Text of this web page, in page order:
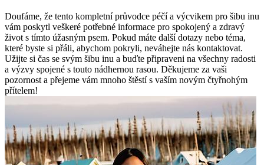
Doufáme, že tento kompletní průvodce péčí a výcvikem pro šibu inu
vám poskytl veškeré potřebné informace pro spokojený a zdravý
život s tímto úžasným psem. Pokud máte další dotazy nebo téma,
které byste si přáli, abychom pokryli, neváhejte nás kontaktovat.
Užijte si čas se svým šibu inu a buďte připraveni na všechny radosti
a výzvy spojené s touto nádhernou rasou. Děkujeme za vaši
pozornost a přejeme vám mnoho štěstí s vaším novým čtyřnohým
přítelem!